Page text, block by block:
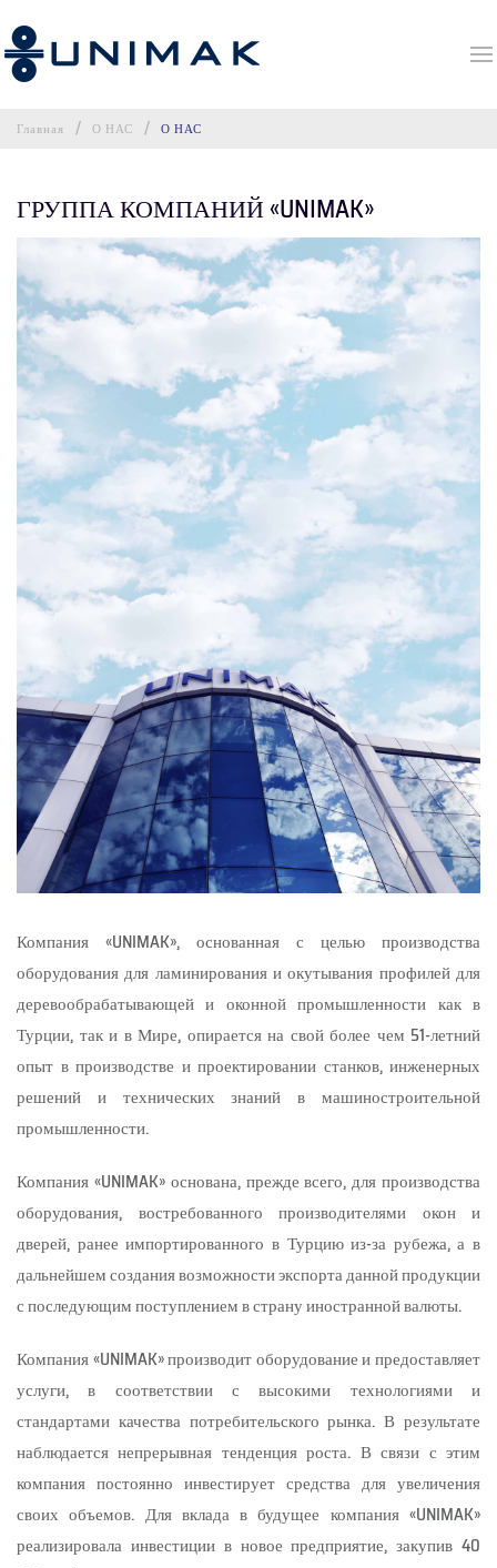
Главная О НАС О НАС
ГРУППА КОМПАНИЙ «UNIMAK»
Компания «UNIMAK», основанная с целью производства
оборудования для ламинирования и окутывания профилей для
деревообрабатывающей и оконной промышленности как в
Турции, так и в Мире, опирается на свой более чем 51-летний
опыт в производстве и проектировании станков, инженерных
решений и технических знаний в машиностроительной
промышленности.
Компания «UNIMAK» основана, прежде всего, для производства
оборудования, востребованного производителями окон и
дверей, ранее импортированного в Турцию из-за рубежа, а в
дальнейшем создания возможности экспорта данной продукции
с последующим поступлением в страну иностранной валюты.
Компания «UNIMAK» производит оборудование и предоставляет
услуги, в соответствии с высокими технологиями и
стандартами качества потребительского рынка. В результате
наблюдается непрерывная тенденция роста. В связи с этим
компания постоянно инвестирует средства для увеличения
своих объемов. Для вклада в будущее компания «UNIMAK»
реализировала инвестиции в новое предприятие, закупив 40